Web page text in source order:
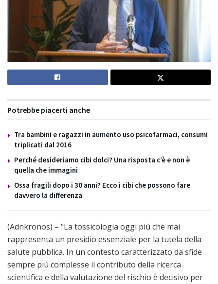
Potrebbe piacerti anche
Tra bambini e ragazzi in aumento uso psicofarmaci, consumi
triplicati dal 2016
Perché desideriamo cibi dolci? Una risposta c’è e non è
quella che immagini
Ossa fragili dopo i 30 anni? Ecco i cibi che possono fare
davvero la differenza
(Adnkronos) – "La tossicologia oggi più che mai
rappresenta un presidio essenziale per la tutela della
salute pubblica. In un contesto caratterizzato da sfide
sempre più complesse il contributo della ricerca
scientifica e della valutazione del rischio è decisivo per